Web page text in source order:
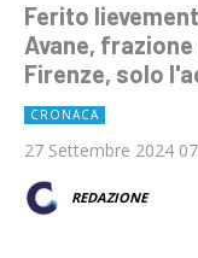
Ferito
Avane,
Firenze, solo
CRONACA
27 Settembre 2024
REDAZIONE